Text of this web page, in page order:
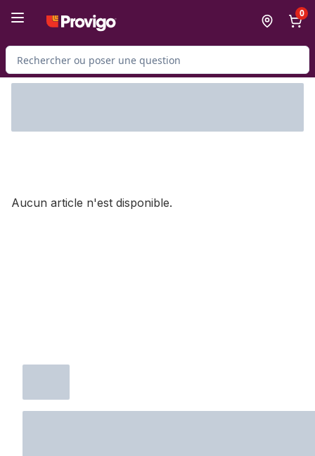
0
Rechercher des produits
Aucun article n'est disponible.